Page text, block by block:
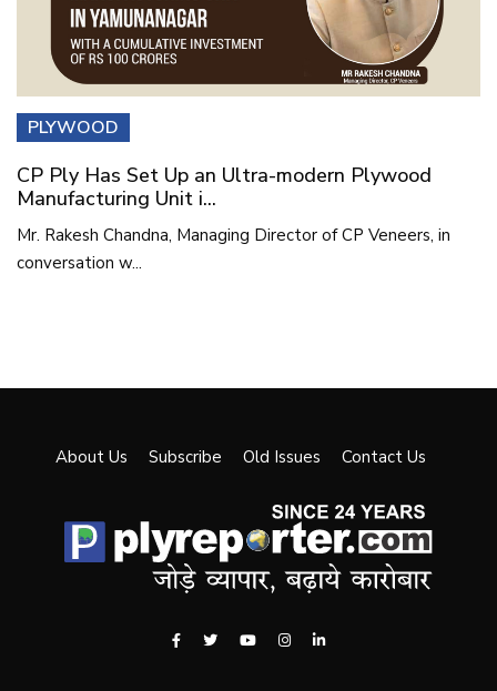
PLYWOOD
CP Ply Has Set Up an Ultra-modern Plywood
Manufacturing Unit i...
Mr. Rakesh Chandna, Managing Director of CP Veneers, in
conversation w...
About Us Subscribe Old Issues Contact Us